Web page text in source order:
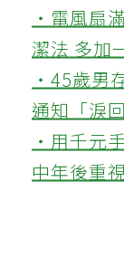
‧電風扇
潔法 多加
‧45歲男
通知「淚
‧用千元
中年後重